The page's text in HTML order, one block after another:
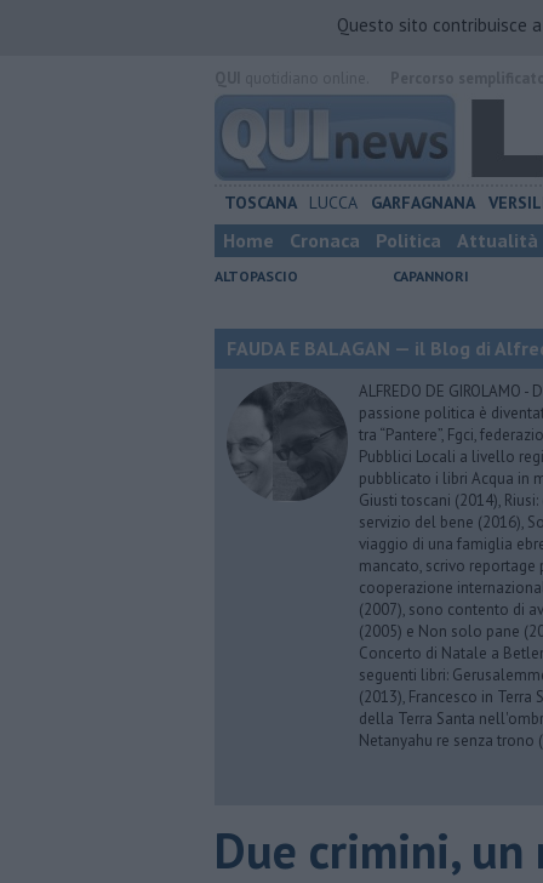
Questo sito contribuisce
TOSCANA LUCCA GARFAGNANA
Home Cronaca Politica Attualità
ALTOPASCIO CAPANNORI
FAUDA E BALAGAN — il Blog di
ALFREDO DE GIROLAMO
passione politica è
tra “Pantere”, Fgci,
Pubblici Locali a livello
pubblicato i libri Acqua in
Giusti toscani (2014),
servizio del bene (2016),
viaggio di una famiglia
mancato, scrivo
cooperazione
(2007), sono contento di
(2005) e Non solo pane
Concerto di Natale a
seguenti libri:
(2013), Francesco in Terra
della Terra Santa
Netanyahu re senza trono
Due crimini, un